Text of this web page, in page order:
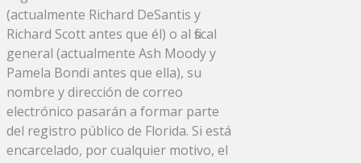
(actualmente Richard DeSantis y
Richard Scott antes que él) o al fiscal
general (actualmente Ash Moody y
Pamela Bondi antes que ella), su
nombre y dirección de correo
electrónico pasarán a formar parte
del registro público de Florida. Si está
encarcelado, por cualquier motivo, el